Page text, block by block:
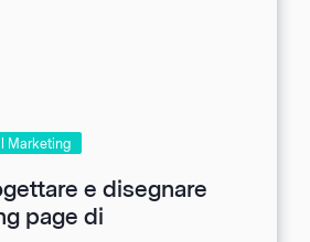
Marketing
e disegnare
page di